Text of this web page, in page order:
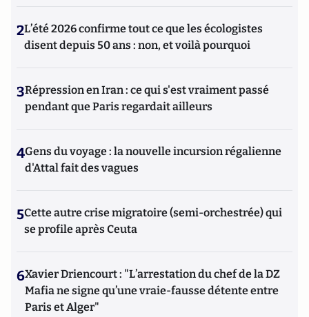
2L’été 2026 confirme tout ce que les écologistes
disent depuis 50 ans : non, et voilà pourquoi
3Répression en Iran : ce qui s'est vraiment passé
pendant que Paris regardait ailleurs
4Gens du voyage : la nouvelle incursion régalienne
d'Attal fait des vagues
5Cette autre crise migratoire (semi-orchestrée) qui
se profile après Ceuta
6Xavier Driencourt : "L’arrestation du chef de la DZ
Mafia ne signe qu’une vraie-fausse détente entre
Paris et Alger"